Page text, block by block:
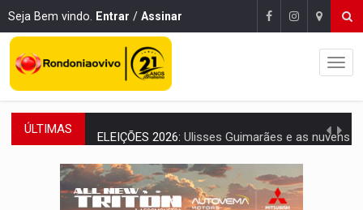
Seja Bem vindo. Entrar / Assinar
ÚLTIMAS ELEIÇÕES 2026: Ulisses Guimarães e as nuvens no céu de Rondônia –
DECISÃO REVISADA:Nunes Marques reduz pena de Acir Gurgacz e declara
CONEXÃO RONDONIAOVIVO: Museólogo Antônio Ocampo lança livro